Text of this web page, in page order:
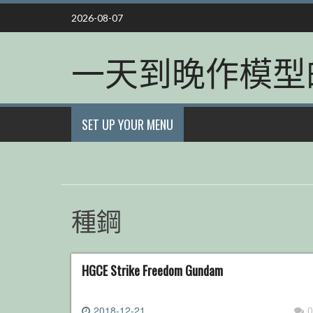
Skip
content
2026-08-07
一天到晚作模型
SET UP YOUR MENU
種鋼
HGCE Strike Freedom Gundam